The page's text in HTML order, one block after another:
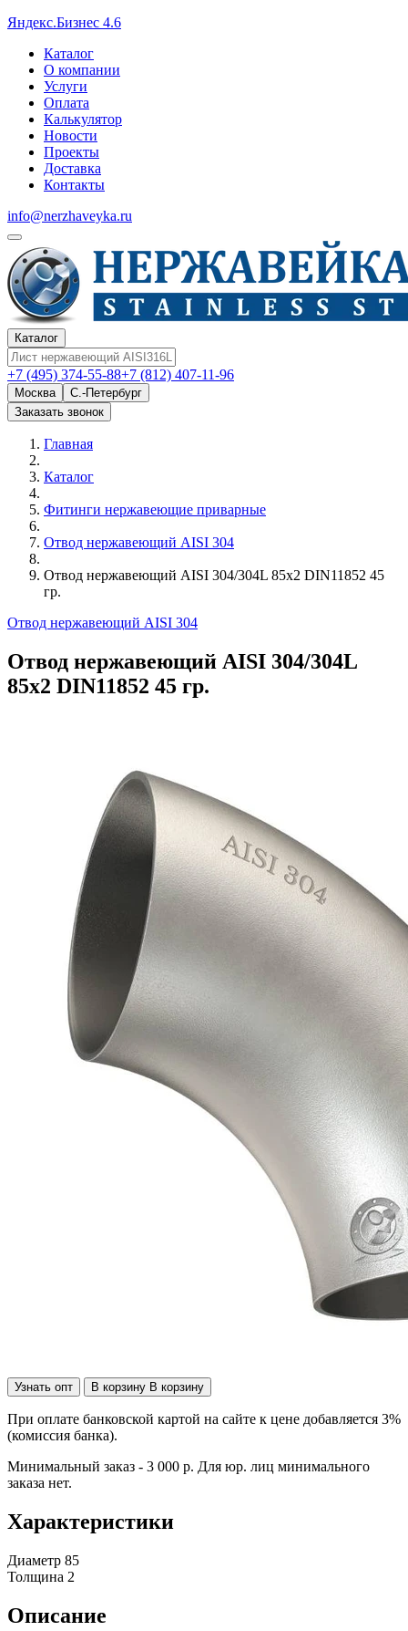
Яндекс.Бизнес 4.6
Каталог
О компании
Услуги
Оплата
Калькулятор
Новости
Проекты
Доставка
Контакты
info@nerzhaveyka.ru
Каталог
+7 (495) 374-55-88+7 (812) 407-11-96
Москва
С.-Петербург
Заказать звонок
Главная
Каталог
Фитинги нержавеющие приварные
Отвод нержавеющий AISI 304
Отвод нержавеющий AISI 304/304L 85х2 DIN11852 45
гр.
Отвод нержавеющий AISI 304
Отвод нержавеющий AISI 304/304L
85х2 DIN11852 45 гр.
Узнать опт В корзину В корзину
При оплате банковской картой на сайте к цене добавляется 3%
(комиссия банка).
Минимальный заказ - 3 000 р. Для юр. лиц минимального
заказа нет.
Характеристики
Диаметр 85
Толщина 2
Описание